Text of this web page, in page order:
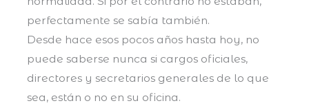
perfectamente se sabía también.
Desde hace esos pocos años hasta hoy, no
puede saberse nunca si cargos oficiales,
directores y secretarios generales de lo que
sea, están o no en su oficina.